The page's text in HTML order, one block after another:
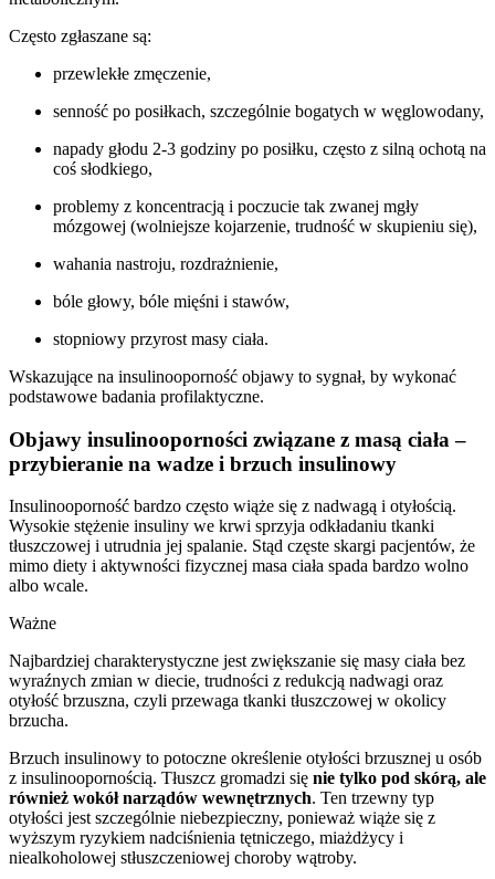
Często zgłaszane są:
przewlekłe zmęczenie,
senność po posiłkach, szczególnie bogatych w węglowodany,
napady głodu 2-3 godziny po posiłku, często z silną ochotą na
coś słodkiego,
problemy z koncentracją i poczucie tak zwanej mgły
mózgowej (wolniejsze kojarzenie, trudność w skupieniu się),
wahania nastroju, rozdrażnienie,
bóle głowy, bóle mięśni i stawów,
stopniowy przyrost masy ciała.
Wskazujące na insulinooporność objawy to sygnał, by wykonać
podstawowe badania profilaktyczne.
Objawy insulinooporności związane z masą ciała –
przybieranie na wadze i brzuch insulinowy
Insulinooporność bardzo często wiąże się z nadwagą i otyłością.
Wysokie stężenie insuliny we krwi sprzyja odkładaniu tkanki
tłuszczowej i utrudnia jej spalanie. Stąd częste skargi pacjentów, że
mimo diety i aktywności fizycznej masa ciała spada bardzo wolno
albo wcale.
Ważne
Najbardziej charakterystyczne jest zwiększanie się masy ciała bez
wyraźnych zmian w diecie, trudności z redukcją nadwagi oraz
otyłość brzuszna, czyli przewaga tkanki tłuszczowej w okolicy
brzucha.
Brzuch insulinowy to potoczne określenie otyłości brzusznej u osób
z insulinoopornością. Tłuszcz gromadzi się nie tylko pod skórą, ale
również wokół narządów wewnętrznych. Ten trzewny typ
otyłości jest szczególnie niebezpieczny, ponieważ wiąże się z
wyższym ryzykiem nadciśnienia tętniczego, miażdżycy i
niealkoholowej stłuszczeniowej choroby wątroby.